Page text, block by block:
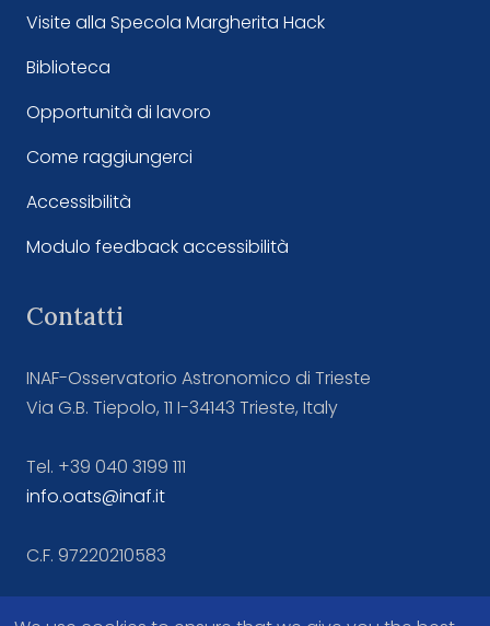
Visite alla Specola Margherita Hack
Biblioteca
Opportunità di lavoro
Come raggiungerci
Accessibilità
Modulo feedback accessibilità
Contatti
INAF-Osservatorio Astronomico di Trieste
Via G.B. Tiepolo, 11 I-34143 Trieste, Italy
Tel. +39 040 3199 111
info.oats@inaf.it
C.F. 97220210583